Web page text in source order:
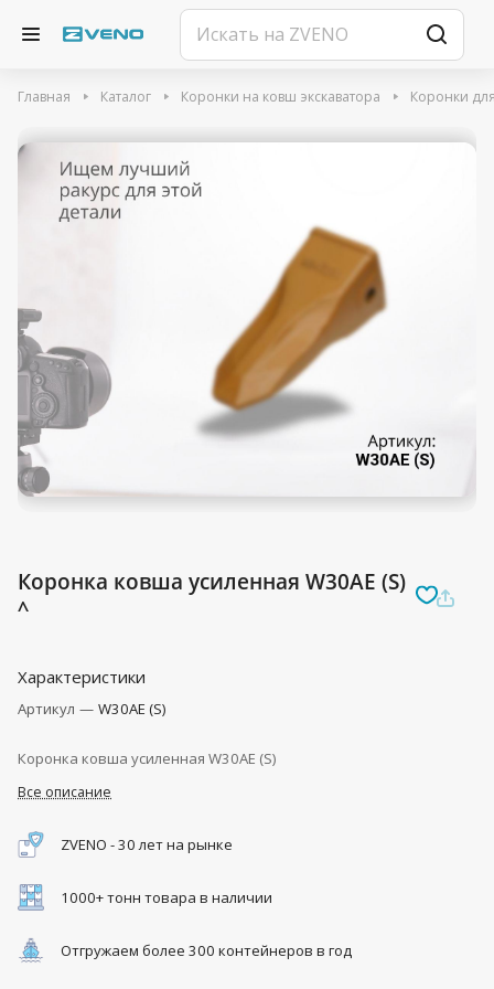
Главная Каталог Коронки на ковш экскаватора Коронки
Коронка ковша усиленная W30AE (S)
^
Характеристики
Артикул — W30AE (S)
Коронка ковша усиленная W30AE (S)
Все описание
ZVENO - 30 лет на рынке
1000+ тонн товара в наличии
Отгружаем более 300 контейнеров в год